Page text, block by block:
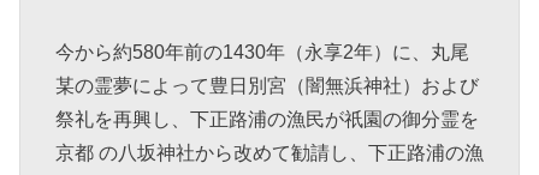
今から約580年前の1430年（永享2年）に、丸尾
某の霊夢によって豊日別宮（闇無浜神社）および
祭礼を再興し、下正路浦の漁民が祇園の御分霊を
京都 の八坂神社から改めて勧請し、下正路浦の漁